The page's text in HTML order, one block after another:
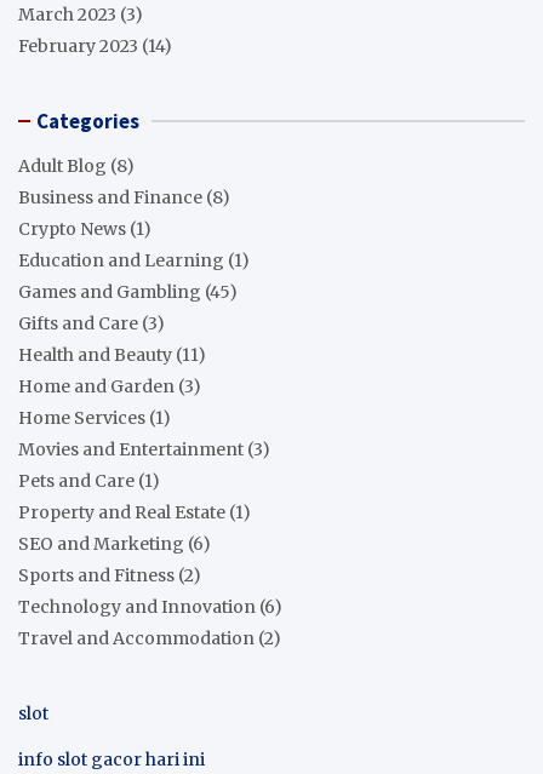
March 2023 (3)
February 2023 (14)
Categories
Adult Blog (8)
Business and Finance (8)
Crypto News (1)
Education and Learning (1)
Games and Gambling (45)
Gifts and Care (3)
Health and Beauty (11)
Home and Garden (3)
Home Services (1)
Movies and Entertainment (3)
Pets and Care (1)
Property and Real Estate (1)
SEO and Marketing (6)
Sports and Fitness (2)
Technology and Innovation (6)
Travel and Accommodation (2)
slot
info slot gacor hari ini